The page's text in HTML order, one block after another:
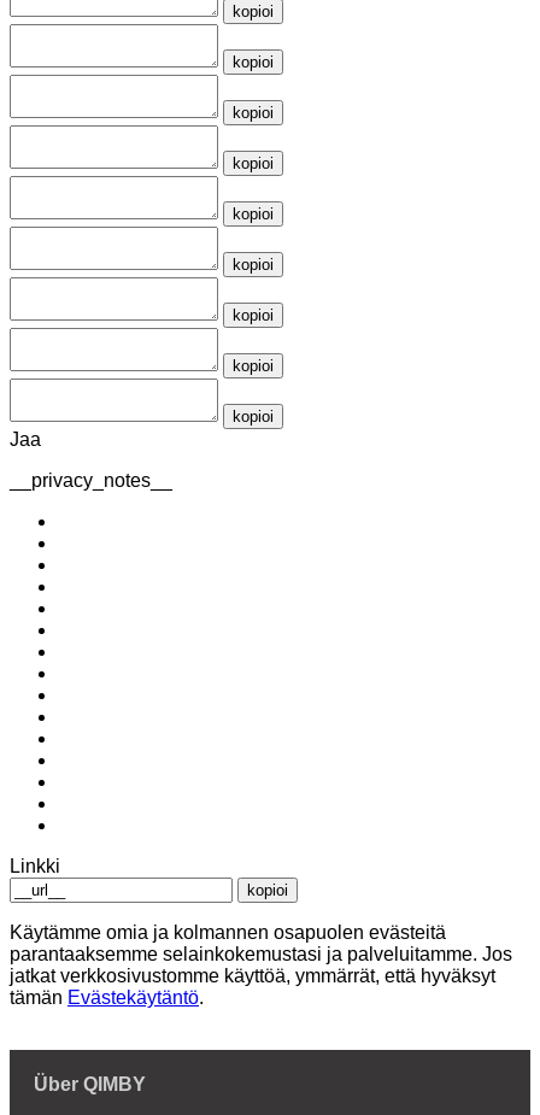
kopioi
kopioi
kopioi
kopioi
kopioi
kopioi
kopioi
kopioi
kopioi
Jaa
__privacy_notes__
Linkki
kopioi
Käytämme omia ja kolmannen osapuolen evästeitä
parantaaksemme selainkokemustasi ja palveluitamme. Jos
jatkat verkkosivustomme käyttöä, ymmärrät, että hyväksyt
tämän Evästekäytäntö.
Über QIMBY